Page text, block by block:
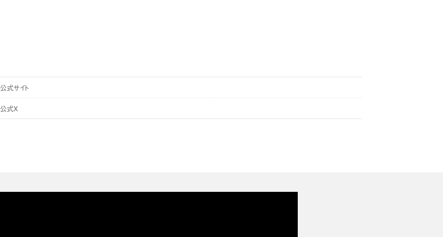
公式サイト
公式X